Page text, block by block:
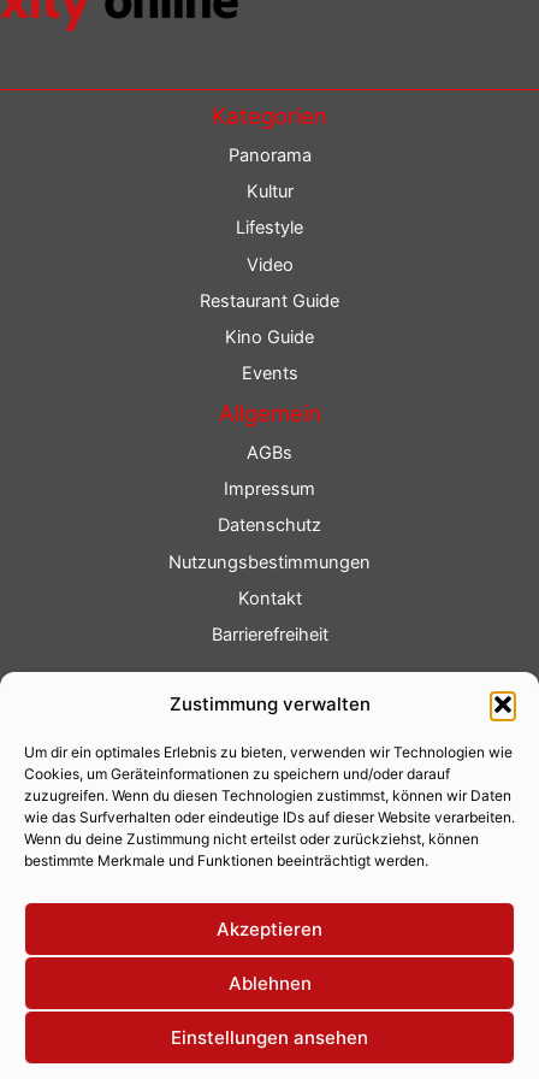
Zustimmung verwalten
Um dir ein optimales Erlebnis zu bieten, verwenden wir Technologien wie
Cookies, um Geräteinformationen zu speichern und/oder darauf
zuzugreifen. Wenn du diesen Technologien zustimmst, können wir Daten
wie das Surfverhalten oder eindeutige IDs auf dieser Website verarbeiten.
Wenn du deine Zustimmung nicht erteilst oder zurückziehst, können
bestimmte Merkmale und Funktionen beeinträchtigt werden.
Akzeptieren
Ablehnen
Einstellungen ansehen
Kategorien
Panorama
Kultur
Lifestyle
Video
Restaurant Guide
Kino Guide
Events
Allgemein
AGBs
Impressum
Datenschutz
Nutzungsbestimmungen
Kontakt
Barrierefreiheit
Fotoservice
Videoservice
Werbung
Contenterstellung
Lokalnachrichten
Lokalfernsehen
Eventkalender